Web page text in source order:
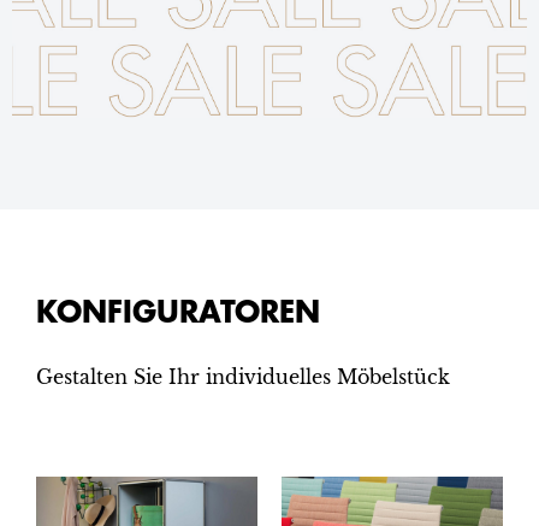
KONFIGURATOREN
Gestalten Sie Ihr individuelles Möbelstück